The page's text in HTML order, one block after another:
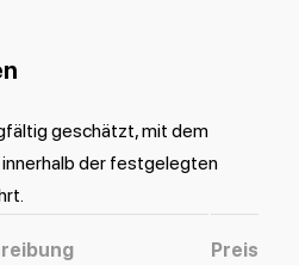
geschätzt, mit dem
der festgelegten
Preis